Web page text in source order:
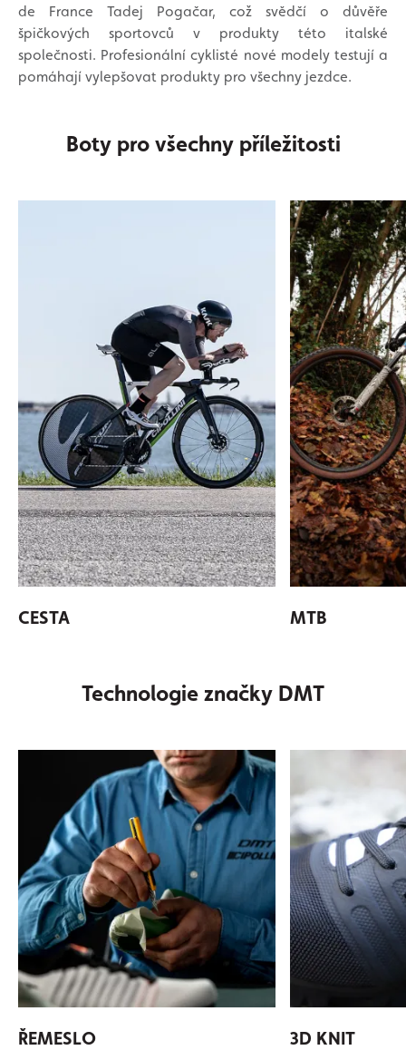
de France Tadej Pogačar, což svědčí o důvěře
špičkových sportovců v produkty této italské
společnosti. Profesionální cyklisté nové modely testují a
pomáhají vylepšovat produkty pro všechny jezdce.
Boty pro všechny příležitosti
CESTA MTB
Technologie značky DMT
ŘEMESLO 3D KNIT